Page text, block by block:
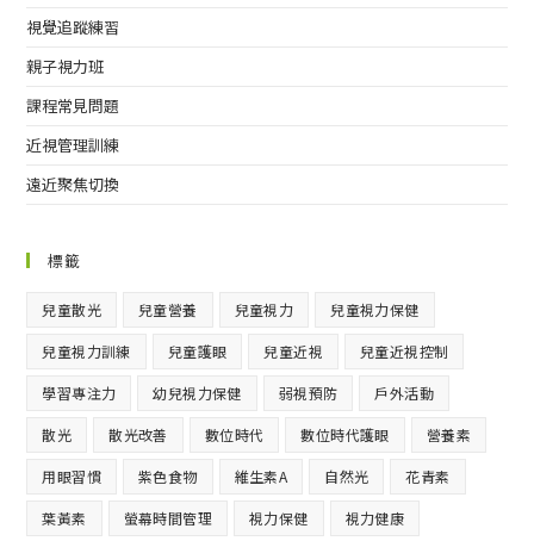
視覺追蹤練習
親子視力班
課程常見問題
近視管理訓練
遠近聚焦切換
標籤
兒童散光 兒童營養 兒童視力 兒童視力保健
兒童視力訓練 兒童護眼 兒童近視 兒童近視控制
學習專注力 幼兒視力保健 弱視預防 戶外活動
散光 散光改善 數位時代 數位時代護眼 營養素
用眼習慣 紫色食物 維生素A 自然光 花青素
葉黃素 螢幕時間管理 視力保健 視力健康